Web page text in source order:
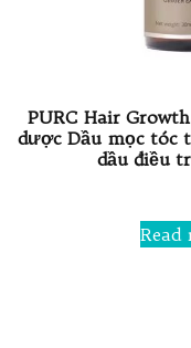
PURC Hair
dược Dầu mọc tóc
dầu điều
0
out
of
Read